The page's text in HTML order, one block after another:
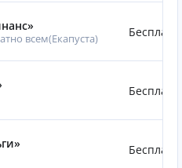
всем(Eкапуста)